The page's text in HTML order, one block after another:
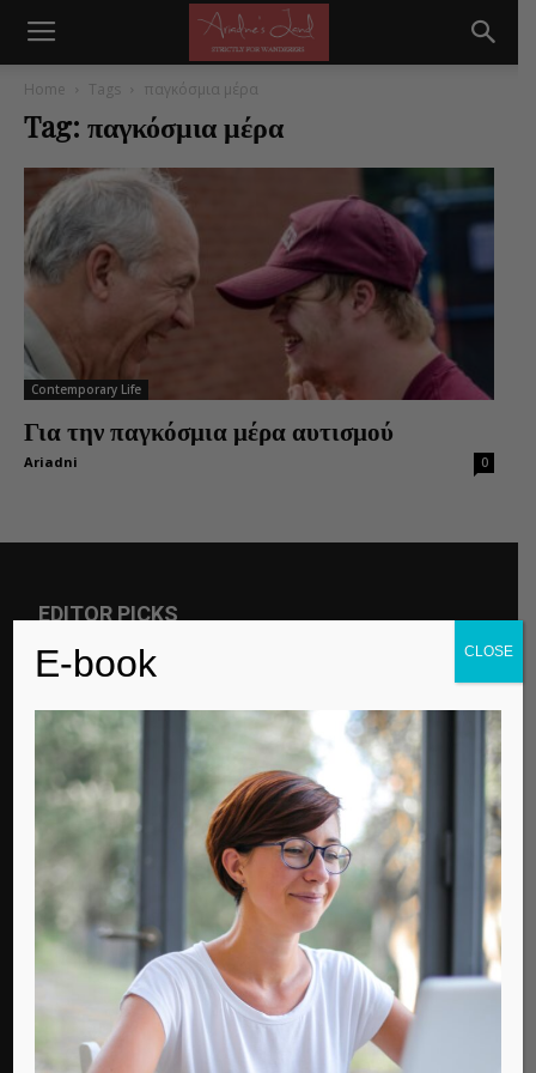
Home Tags παγκόσμια μέρα
Tag: παγκόσμια μέρα
Contemporary Life
Για την παγκόσμια μέρα αυτισμού
Ariadni 0
EDITOR PICKS
Μισός αιώνας ζωής
Contemporary Life
Ποιον τύπο Λυκείου να επιλέξω;
Contemporary Life
POPULAR POSTS
E-book CLOSE